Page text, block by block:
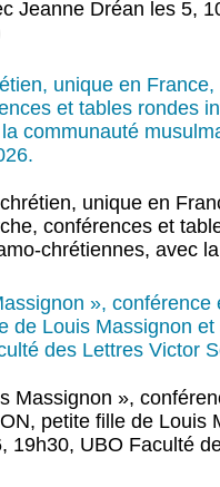
Dréan les 5,
unique en
et tables rondes
communauté
unique en
conférences et
chrétiennes, avec
»,
Louis Massignon
des Lettres Victor
Massignon »,
petite fille de
19h30, UBO Faculté